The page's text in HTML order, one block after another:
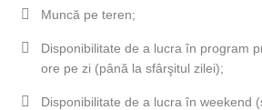
Muncă pe teren;
Disponibilitate de a lucra în program
ore pe zi (până la sfârşitul zilei);
Disponibilitate de a lucra în weekend